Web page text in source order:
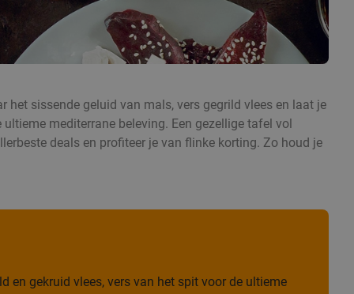
sissende geluid van mals, vers gegrild vlees en laat je
mediterrane beleving. Een gezellige tafel vol
deals en profiteer je van flinke korting. Zo houd je
en gekruid vlees, vers van het spit voor de ultieme